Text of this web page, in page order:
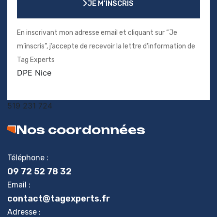
Nos coordonnées
Téléphone :
09 72 52 78 32
Email :
contact@tagexperts.fr
Adresse :
JE M’INSCRIS
En inscrivant mon adresse email et cliquant sur “Je
m’inscris”, j’accepte de recevoir la lettre d’information de
Tag Experts
DPE Nice
519 231 724